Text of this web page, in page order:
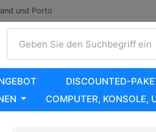
und Porto
Geben Sie den Suchbegriff ein
DISCOUNTED-
COMPUTER, KONSOLE,